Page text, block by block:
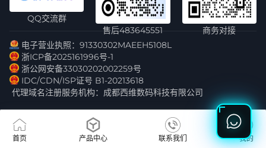
QQ交流群
售后483645551
商务对接
电子营业执照：91330302MAEEH5108L
浙ICP备2025161996号-1
浙公网安备33030202002259号
IDC/CDN/ISP证号 B1-20213618
代理域名注册服务机构：成都西维数码科技有限公司
首页 产品中心 联系我们 我的